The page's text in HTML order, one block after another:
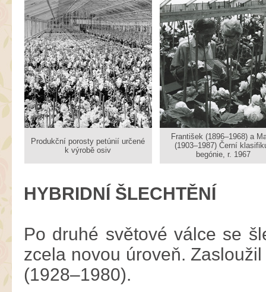
Produkční porosty petúnií určené
k výrobě osiv
František (1896–1968) a
(1903–1987) Černí
begónie, r. 1967
HYBRIDNÍ ŠLECHTĚNÍ
Po druhé světové válce se
zcela novou úroveň.
(1928–1980).